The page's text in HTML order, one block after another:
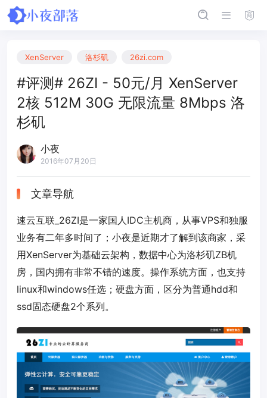
XenServer 洛杉矶 26zi.com
#评测# 26ZI - 50元/月 XenServer
2核 512M 30G 无限流量 8Mbps 洛
杉矶
小夜
2016年07月20日
文章导航
速云互联_26ZI是一家国人IDC主机商，从事VPS和独服
业务有二年多时间了；小夜是近期才了解到该商家，采
用XenServer为基础云架构，数据中心为洛杉矶ZB机
房，国内拥有非常不错的速度。操作系统方面，也支持
linux和windows任选；硬盘方面，区分为普通hdd和
ssd固态硬盘2个系列。